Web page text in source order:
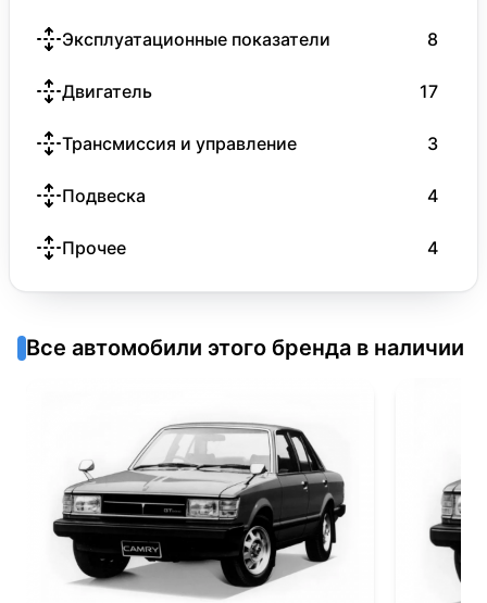
Эксплуатационные показатели 8
Двигатель 17
Трансмиссия и управление 3
Подвеска 4
Прочее 4
Все автомобили этого бренда в наличии